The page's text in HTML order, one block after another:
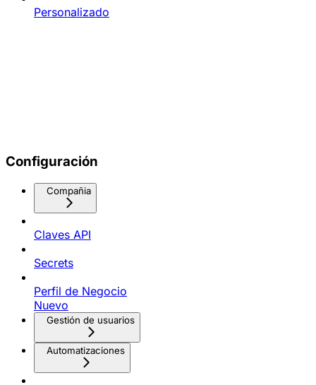
Personalizado
Configuración
Compañia
Claves API
Secrets
Perfil de Negocio
Nuevo
Gestión de usuarios
Automatizaciones